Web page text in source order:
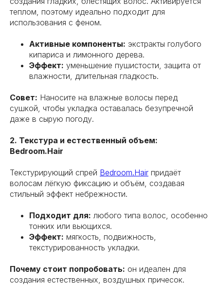
теплом, поэтому идеально подходит для
использования с феном.
Активные компоненты: экстракты голубого
кипариса и лимонного дерева.
Эффект: уменьшение пушистости, защита от
влажности, длительная гладкость.
Совет: Наносите на влажные волосы перед
сушкой, чтобы укладка оставалась безупречной
даже в сырую погоду.
2. Текстура и естественный объем:
Bedroom.Hair
Текстурирующий спрей Bedroom.Hair придаёт
волосам лёгкую фиксацию и объём, создавая
стильный эффект небрежности.
Подходит для: любого типа волос, особенно
тонких или вьющихся.
Эффект: мягкость, подвижность,
текстурированность укладки.
Почему стоит попробовать: он идеален для
создания естественных, воздушных причесок.